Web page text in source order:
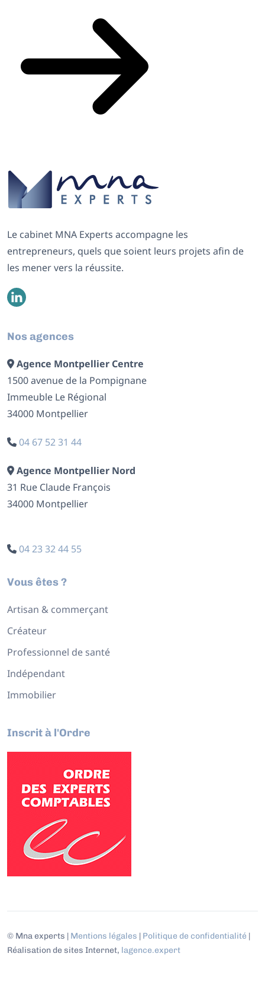
Le cabinet MNA Experts accompagne les
entrepreneurs, quels que soient leurs projets afin de
les mener vers la réussite.
Nos agences
Agence Montpellier Centre
1500 avenue de la Pompignane
Immeuble Le Régional
34000 Montpellier
04 67 52 31 44
Agence Montpellier Nord
31 Rue Claude François
34000 Montpellier
04 23 32 44 55
Vous êtes ?
Artisan & commerçant
Créateur
Professionnel de santé
Indépendant
Immobilier
Inscrit à l'Ordre
© Mna experts | Mentions légales | Politique de confidentialité |
Réalisation de sites Internet, lagence.expert